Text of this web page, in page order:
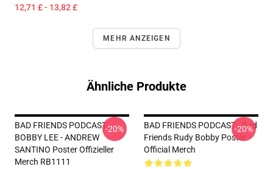
12,71 £ - 13,82 £
MEHR ANZEIGEN
Ähnliche Produkte
BAD FRIENDS PODCAST -
BOBBY LEE - ANDREW
SANTINO Poster Offizieller
Merch RB1111
-20%
BAD FRIENDS PODCAST - Bad
Friends Rudy Bobby Poster
Official Merch
-20%